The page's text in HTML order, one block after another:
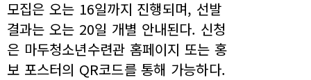
모집은 오는 16일까지 진행되며, 선발
결과는 오는 20일 개별 안내된다. 신청
은 마두청소년수련관 홈페이지 또는 홍
보 포스터의 QR코드를 통해 가능하다.